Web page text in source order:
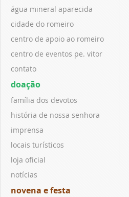
água mineral aparecida
cidade do romeiro
centro de apoio ao romeiro
centro de eventos pe. vitor
contato
doação
família dos devotos
história de nossa senhora
imprensa
locais turísticos
loja oficial
notícias
novena e festa